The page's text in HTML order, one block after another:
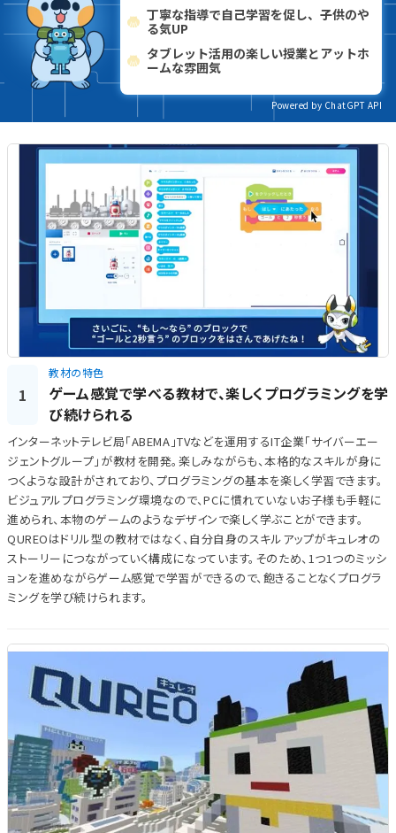
丁寧な指導で自己学習を促し、子供のや
る気UP
タブレット活用の楽しい授業とアットホ
ームな雰囲気
Powered by ChatGPT API
1
教材の特色
ゲーム感覚で学べる教材で、楽しくプログラミングを学
び続けられる
インターネットテレビ局「ABEMA」TVなどを運用するIT企業「サイバーエー
ジェントグループ」が教材を開発。楽しみながらも、本格的なスキルが身に
つくような設計がされており、プログラミングの基本を楽しく学習できます。
ビジュアルプログラミング環境なので、PCに慣れていないお子様も手軽に
進められ、本物のゲームのようなデザインで楽しく学ぶことができます。
QUREOはドリル型の教材ではなく、自分自身のスキルアップがキュレオの
ストーリーにつながっていく構成になっています。そのため、1つ1つのミッシ
ョンを進めながらゲーム感覚で学習ができるので、飽きることなくプログラ
ミングを学び続けられます。